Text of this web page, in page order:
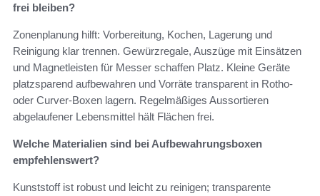
frei bleiben?
Zonenplanung hilft: Vorbereitung, Kochen, Lagerung und
Reinigung klar trennen. Gewürzregale, Auszüge mit Einsätzen
und Magnetleisten für Messer schaffen Platz. Kleine Geräte
platzsparend aufbewahren und Vorräte transparent in Rotho-
oder Curver-Boxen lagern. Regelmäßiges Aussortieren
abgelaufener Lebensmittel hält Flächen frei.
Welche Materialien sind bei Aufbewahrungsboxen
empfehlenswert?
Kunststoff ist robust und leicht zu reinigen; transparente